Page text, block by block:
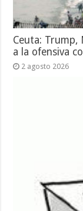
Ceuta: Trump,
a la ofensiva
2 agosto 2026